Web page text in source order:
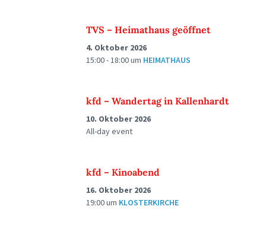
TVS – Heimathaus geöffnet
4. Oktober 2026
15:00 - 18:00um HEIMATHAUS
kfd – Wandertag in Kallenhardt
10. Oktober 2026
All-day event
kfd – Kinoabend
16. Oktober 2026
19:00um KLOSTERKIRCHE